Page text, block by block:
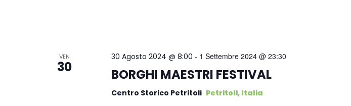
VEN
30
30 Agosto 2024 @ 8:00 - 1 Settembre 2024 @ 23:30
BORGHI MAESTRI FESTIVAL
Centro Storico Petritoli Petritoli, Italia